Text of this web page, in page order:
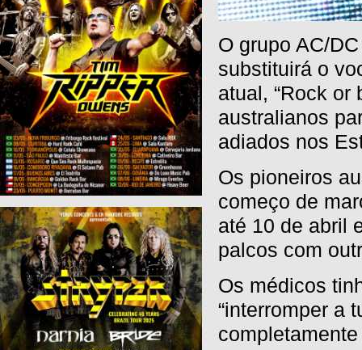
O grupo AC/
substituirá o
atual, “Rock or
australianos
adiados nos
Os pioneiros
começo de
até 10 de abril
palcos com
Os médicos
“interromper a